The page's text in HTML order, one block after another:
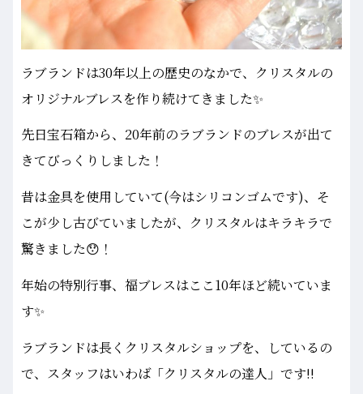
ラブランドは30年以上の歴史のなかで、クリスタルの
オリジナルブレスを作り続けてきました✨
先日宝石箱から、20年前のラブランドのブレスが出て
きてびっくりしました！
昔は金具を使用していて(今はシリコンゴムです)、そ
こが少し古びていましたが、クリスタルはキラキラで
驚きました😯！
年始の特別行事、福ブレスはここ10年ほど続いていま
す✨
ラブランドは長くクリスタルショップを、しているの
で、スタッフはいわば「クリスタルの達人」です!!